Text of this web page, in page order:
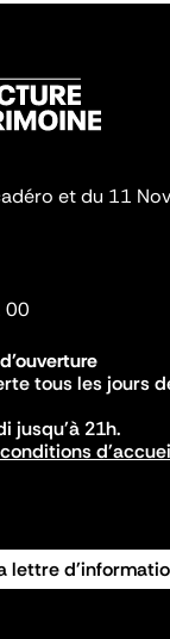
et du 11
00
tous les jours
jusqu'à 21h.
lettre